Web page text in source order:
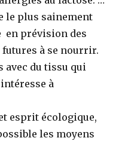
le plus sainement
en prévision des
à se nourrir.
avec du tissu qui
à
esprit écologique,
les moyens